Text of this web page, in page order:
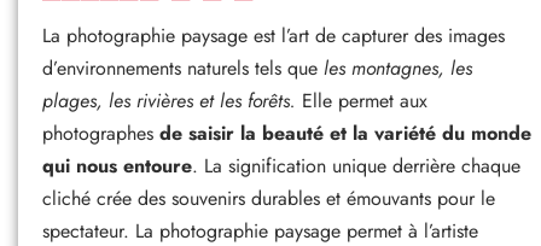
La photographie paysage est l’art de capturer des images
d’environnements naturels tels que les montagnes, les
plages, les rivières et les forêts. Elle permet aux
photographes de saisir la beauté et la variété du monde
qui nous entoure. La signification unique derrière chaque
cliché crée des souvenirs durables et émouvants pour le
spectateur. La photographie paysage permet à l’artiste